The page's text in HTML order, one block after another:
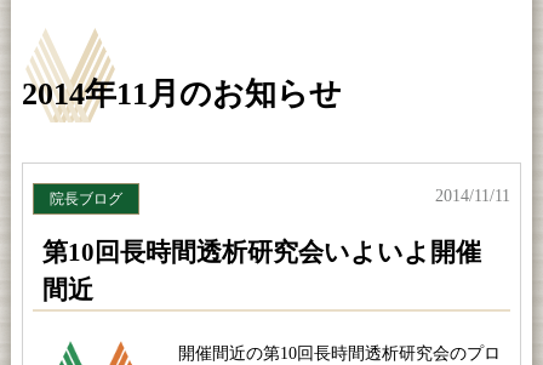
2014年11月のお知らせ
第10回長時間透析研究会いよいよ開催
間近
院長ブログ 2014/11/11
開催間近の第10回長時間透析研究会のプロ